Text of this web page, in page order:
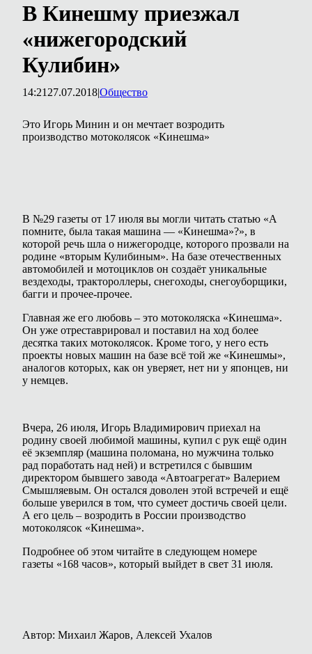
В Кинешму приезжал
«нижегородский
Кулибин»
14:21 27.07.2018|Общество
Это Игорь Минин и он мечтает возродить
производство мотоколясок «Кинешма»
В №29 газеты от 17 июля вы могли читать статью «А
помните, была такая машина — «Кинешма»?», в
которой речь шла о нижегородце, которого прозвали на
родине «вторым Кулибиным». На базе отечественных
автомобилей и мотоциклов он создаёт уникальные
вездеходы, трактороллеры, снегоходы, снегоуборщики,
багги и прочее-прочее.
Главная же его любовь – это мотоколяска «Кинешма».
Он уже отреставрировал и поставил на ход более
десятка таких мотоколясок. Кроме того, у него есть
проекты новых машин на базе всё той же «Кинешмы»,
аналогов которых, как он уверяет, нет ни у японцев, ни
у немцев.
Вчера, 26 июля, Игорь Владимирович приехал на
родину своей любимой машины, купил с рук ещё один
её экземпляр (машина поломана, но мужчина только
рад поработать над ней) и встретился с бывшим
директором бывшего завода «Автоагрегат» Валерием
Смышляевым. Он остался доволен этой встречей и ещё
больше уверился в том, что сумеет достичь своей цели.
А его цель – возродить в России производство
мотоколясок «Кинешма».
Подробнее об этом читайте в следующем номере
газеты «168 часов», который выйдет в свет 31 июля.
Автор: Михаил Жаров, Алексей Ухалов